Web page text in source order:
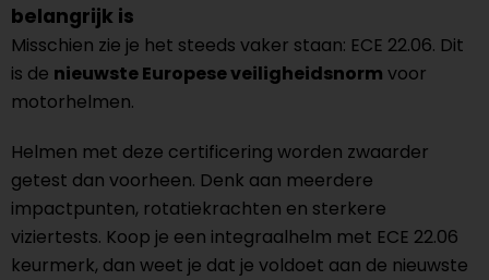
belangrijk is
Misschien zie je het steeds vaker staan: ECE 22.06. Dit
is de nieuwste Europese veiligheidsnorm voor
motorhelmen.
Helmen met deze certificering worden zwaarder
getest dan voorheen. Denk aan meerdere
impactpunten, rotatiekrachten en sterkere
viziertests. Koop je een integraalhelm met ECE 22.06
keurmerk, dan weet je dat je voldoet aan de nieuwste